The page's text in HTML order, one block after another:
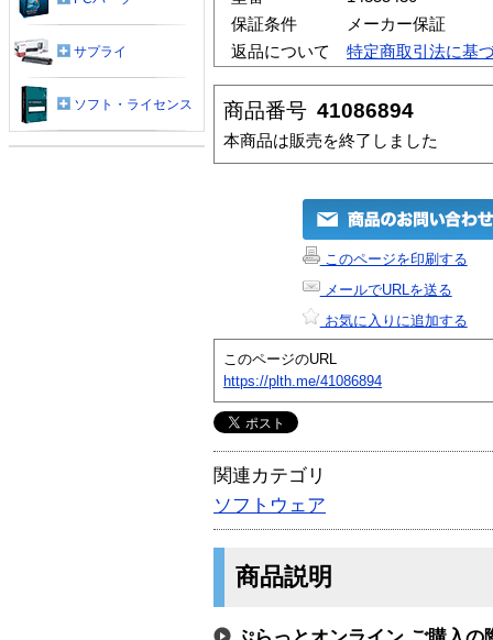
保証条件
メーカー保証
返品について
特定商取引法に基
商品番号 41086894
本商品は販売を終了しました
このページを印刷する
メールでURLを送る
お気に入りに追加する
このページのURL
https://plth.me/41086894
関連カテゴリ
ソフトウェア
商品説明
サプライ
ソフト・ライセンス